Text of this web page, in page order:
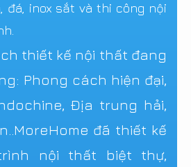
đá, inox sắt và thi công nội
thiết kế nội thất đang
Phong cách hiện đại,
Địa trung hải,
đã thiết kế
nội thất biệt thự,